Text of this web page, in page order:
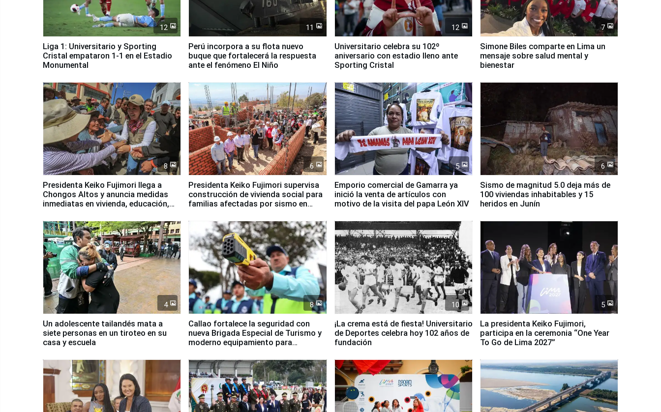
12
Liga 1: Universitario y Sporting
Cristal empataron 1-1 en el Estadio
Monumental
11
Perú incorpora a su flota nuevo
buque que fortalecerá la respuesta
ante el fenómeno El Niño
12
Universitario celebra su 102º
aniversario con estadio lleno ante
Sporting Cristal
7
Simone Biles comparte en Lima un
mensaje sobre salud mental y
bienestar
8
Presidenta Keiko Fujimori llega a
Chongos Altos y anuncia medidas
inmediatas en vivienda, educación,
6
Presidenta Keiko Fujimori supervisa
construcción de vivienda social para
familias afectadas por sismo en
5
Emporio comercial de Gamarra ya
inició la venta de artículos con
motivo de la visita del papa León XIV
6
Sismo de magnitud 5.0 deja más de
100 viviendas inhabitables y 15
heridos en Junín
4
Un adolescente tailandés mata a
siete personas en un tiroteo en su
casa y escuela
8
Callao fortalece la seguridad con
nueva Brigada Especial de Turismo y
moderno equipamiento para
10
¡La crema está de fiesta! Universitario
de Deportes celebra hoy 102 años de
fundación
5
La presidenta Keiko Fujimori,
participa en la ceremonia “One Year
To Go de Lima 2027”